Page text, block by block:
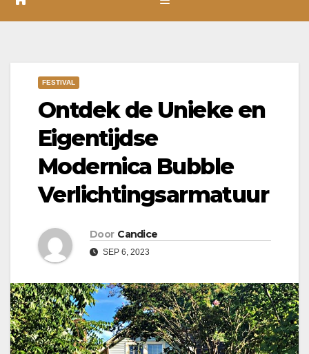
FESTIVAL
Ontdek de Unieke en
Eigentijdse
Modernica Bubble
Verlichtingsarmatuur
Door Candice
SEP 6, 2023